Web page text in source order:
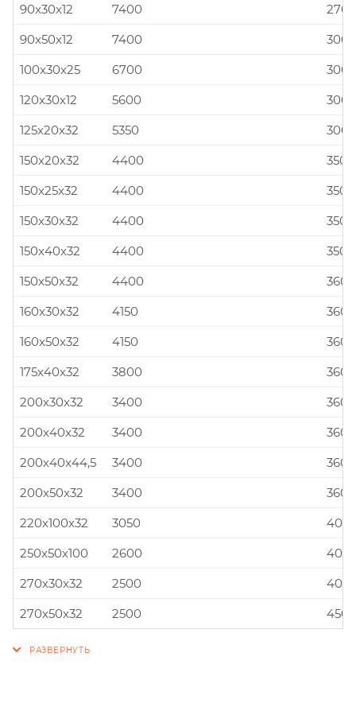
90x30x12
7400
90x50x12
7400
100x30x25
6700
120x30x12
5600
125x20x32
5350
150x20x32
4400
150x25x32
4400
150x30x32
4400
150x40x32
4400
150x50x32
4400
160x30x32
4150
160x50x32
4150
175x40x32
3800
200x30x32
3400
200x40x32
3400
200x40x44,5
3400
200x50x32
3400
220x100x32
3050
250x50x100
2600
270x30x32
2500
270x50x32
2500